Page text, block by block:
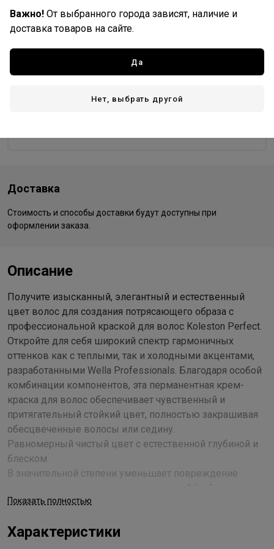
9/97 99/0 99/44
Wella Professionals
Германия - страна бренда
Доставка
Стоимость и способы доставки будут доступны при
оформлении заказа.
Описание
Получите изысканный, элегантный и естественный
цвет волос для создания потрясающего образа с
профессиональной краской для волос Koleston Perfect.
Откройте для себя широкий спектр гармоничных
оттенков как с теплыми, так и холодными акцентами,
разработанными Wella Professionals. Благодаря особой
комбинации компонентов, эта перманентная крем-
краска для волос обеспечивает чувственный и
притягательный стойкий цвет, полностью закрашивая
обесцвеченные волосы или седину.
Равномерный чистый цвет с естественной глубиной и
блеском.
В значительной степени уменьшает повреждение
частицы металлов, что снижает образование
формированием цвета).
Показать полностью
Характеристики
Важно! От выбранного города зависят, наличие и
доставка товаров на сайте.
Да
Нет, выбрать другой